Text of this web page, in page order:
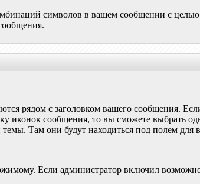
символов в вашем сообщении с
рядом с заголовком вашего сообщения.
иконок сообщения, то вы сможете выбрать
Там они будут находиться под полем для
Если администратор включил